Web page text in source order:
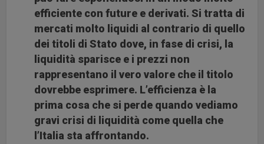
efficiente con future e derivati. Si tratta di
mercati molto liquidi al contrario di quello
dei titoli di Stato dove, in fase di crisi, la
liquidità sparisce e i prezzi non
rappresentano il vero valore che il titolo
dovrebbe esprimere. L’efficienza è la
prima cosa che si perde quando vediamo
gravi crisi di liquidità come quella che
l’Italia sta affrontando.